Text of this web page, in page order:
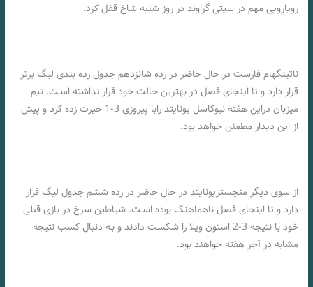
رویارویی مهم در سیتی گراوند در روز شنبه شاخ قفل کرد.
ناتینگهام فارست در حال حاضر در رده شانزدهم جدول رده بندی لیگ برتر
قرار دارد و تا اینجای فصل در بهترین حالت خود قرار نداشته اسـت. تیم
میزبان دراین هفته نیوکاسل یونایتد رابا پیروزی 3-1 حيرت زده کرد و پیش
از این دیدار مطمئن خواهد بود.
از سوی دیگر منچستریونایتد در حال حاضر در رده ششم جدول لیگ قرار
دارد و تا اینجای فصل ناهماهنگ بوده اسـت. شیاطین سرخ در بازی قبلی
خود با نتیجه 3-2 استون ویلا را شکست دادند و بـه دنبال کسب نتیجه
مشابه در آخر هفته خواهند بود.